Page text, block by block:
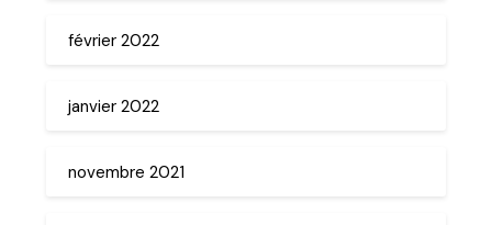
février 2022
janvier 2022
novembre 2021